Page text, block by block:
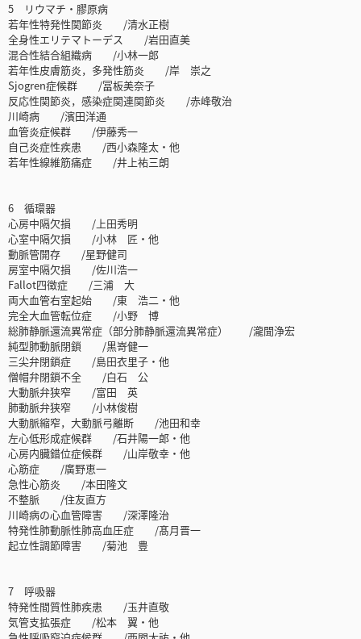
5 リウマチ・膠原病
若年性特発性関節炎 /清水正樹
全身性エリテマトーデス /岩田直美
混合性結合組織病 /小林一郎
若年性皮膚筋炎，多発性筋炎 /岸 崇之
Sjogren症候群 /冨板美奈子
反応性関節炎，感染症関連関節炎 /赤峰敬治
川崎病 /濱田洋通
血管炎症候群 /伊藤秀一
自己炎症性疾患 /西小森隆太・他
若年性線維筋痛症 /井上祐三朗
6 循環器
心房中隔欠損 /上田秀明
心室中隔欠損 /小林 匠・他
動脈管開存 /星野健司
房室中隔欠損 /佐川浩一
Fallot四徴症 /三浦 大
両大血管右室起始 /東 浩二・他
完全大血管転位症 /小野 博
総肺静脈還流異常症（部分肺静脈還流異常症） /瀧聞浄宏
純型肺動脈閉鎖 /黒嵜健一
三尖弁閉鎖症 /島田衣里子・他
僧帽弁閉鎖不全 /白石 公
大動脈弁狭窄 /富田 英
肺動脈弁狭窄 /小林俊樹
大動脈縮窄，大動脈弓離断 /池田和幸
左心低形成症候群 /石井陽一郎・他
心房内臓錯位症候群 /山岸敬幸・他
心筋症 /廣野恵一
急性心筋炎 /本田隆文
不整脈 /住友直方
川崎病の心血管障害 /深澤隆治
特発性肺動脈性肺高血圧症 /髙月晋一
起立性調節障害 /菊池 豊
7 呼吸器
特発性間質性肺疾患 /玉井直敬
気管支拡張症 /松本 翼・他